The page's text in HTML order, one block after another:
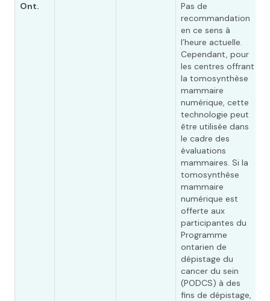
Ont.
Pas de
recommandation
en ce sens à
l’heure actuelle.
Cependant, pour
les centres offrant
la tomosynthèse
mammaire
numérique, cette
technologie peut
être utilisée dans
le cadre des
évaluations
mammaires. Si la
tomosynthèse
mammaire
numérique est
offerte aux
participantes du
Programme
ontarien de
dépistage du
cancer du sein
(PODCS) à des
fins de dépistage,